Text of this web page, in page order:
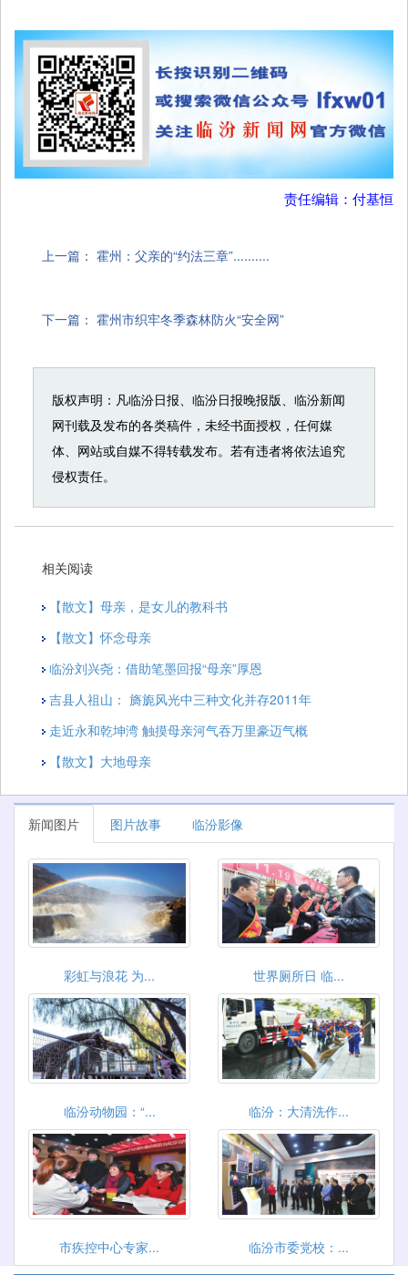
责任编辑：付基恒
上一篇： 霍州：父亲的“约法三章”..........
下一篇： 霍州市织牢冬季森林防火“安全网”
版权声明：凡临汾日报、临汾日报晚报版、临汾新闻
网刊载及发布的各类稿件，未经书面授权，任何媒
体、网站或自媒不得转载发布。若有违者将依法追究
侵权责任。
相关阅读
【散文】母亲，是女儿的教科书
【散文】怀念母亲
临汾刘兴尧：借助笔墨回报“母亲”厚恩
吉县人祖山： 旖旎风光中三种文化并存2011年
走近永和乾坤湾 触摸母亲河气吞万里豪迈气概
【散文】大地母亲
新闻图片 图片故事 临汾影像
彩虹与浪花 为... 世界厕所日 临...
临汾动物园：“... 临汾：大清洗作...
市疾控中心专家... 临汾市委党校：...